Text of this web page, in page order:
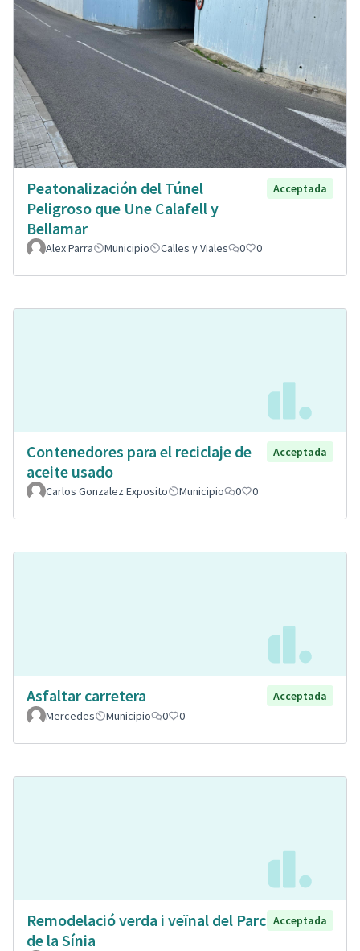
Peatonalización del Túnel
Peligroso que Une Calafell y
Bellamar
Acceptada
Alex Parra Municipio Calles y Viales 0 0
Contenedores para el reciclaje de
aceite usado
Acceptada
Carlos Gonzalez Exposito Municipio 0 0
Asfaltar carretera
Acceptada
Mercedes
Municipio 0 0
Remodelació verda i veïnal del Parc
de la Sínia
Acceptada